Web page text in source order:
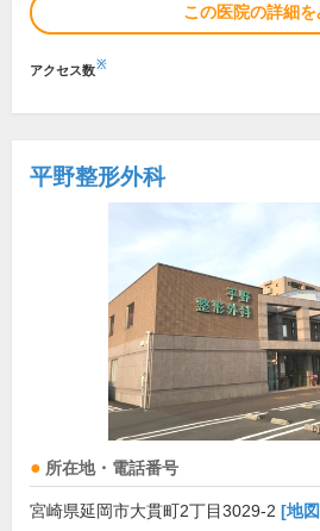
この医院の詳細を
アクセス数※
平野整形外科
所在地・電話番号
宮崎県延岡市大貫町2丁目3029-2 [地